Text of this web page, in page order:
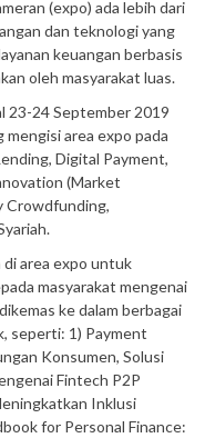
(expo) ada lebih dari
dan teknologi yang
keuangan berbasis
oleh masyarakat luas.
23-24 September 2019
area expo pada
Digital Payment,
(Market
Crowdfunding,
di area expo untuk
masyarakat mengenai
ke dalam berbagai
seperti: 1) Payment
Konsumen, Solusi
Fintech P2P
Inklusi
for Personal Finance: